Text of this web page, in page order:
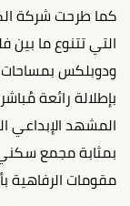
كما طرحت شركة
التي تتنوع ما بين
ودوبلكس بمساحات
بإطلالة رائعة
المشهد الإبداعي
بمثابة مجمع
مقومات الرفاهية